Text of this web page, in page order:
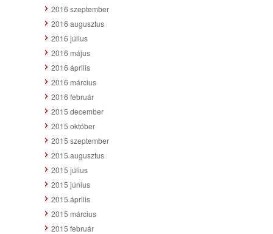
2016 szeptember
2016 augusztus
2016 július
2016 május
2016 április
2016 március
2016 február
2015 december
2015 október
2015 szeptember
2015 augusztus
2015 július
2015 június
2015 április
2015 március
2015 február